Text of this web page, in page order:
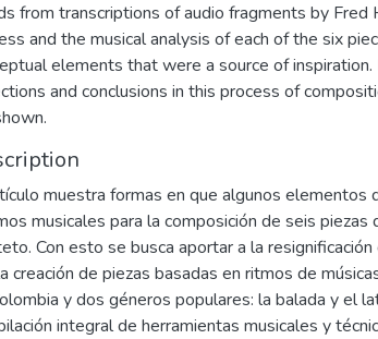
from transcriptions of audio fragments by Fred
and the musical analysis of each of the six
elements that were a source of
and conclusions in this process of
muestra formas en que algunos elementos
musicales para la composición de seis piezas
Con esto se busca aportar a la
creación de piezas basadas en ritmos de
y dos géneros populares: la balada y el
integral de herramientas musicales y